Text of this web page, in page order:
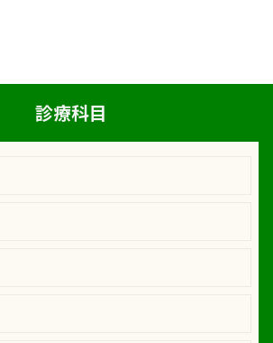
診療科目